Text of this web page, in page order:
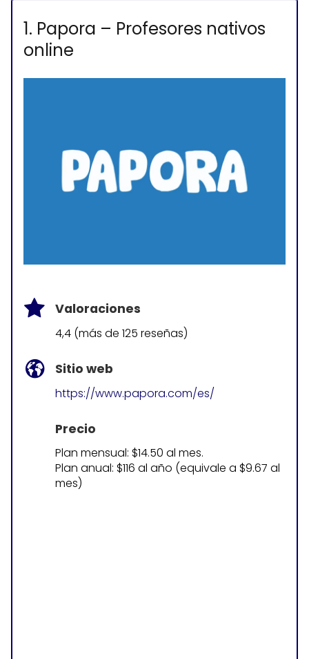
1. Papora – Profesores nativos
online
Valoraciones
4,4 (más de 125 reseñas)
Sitio web
https://www.papora.com/es/
Precio
Plan mensual: $14.50 al mes.
Plan anual: $116 al año (equivale a $9.67 al
mes)